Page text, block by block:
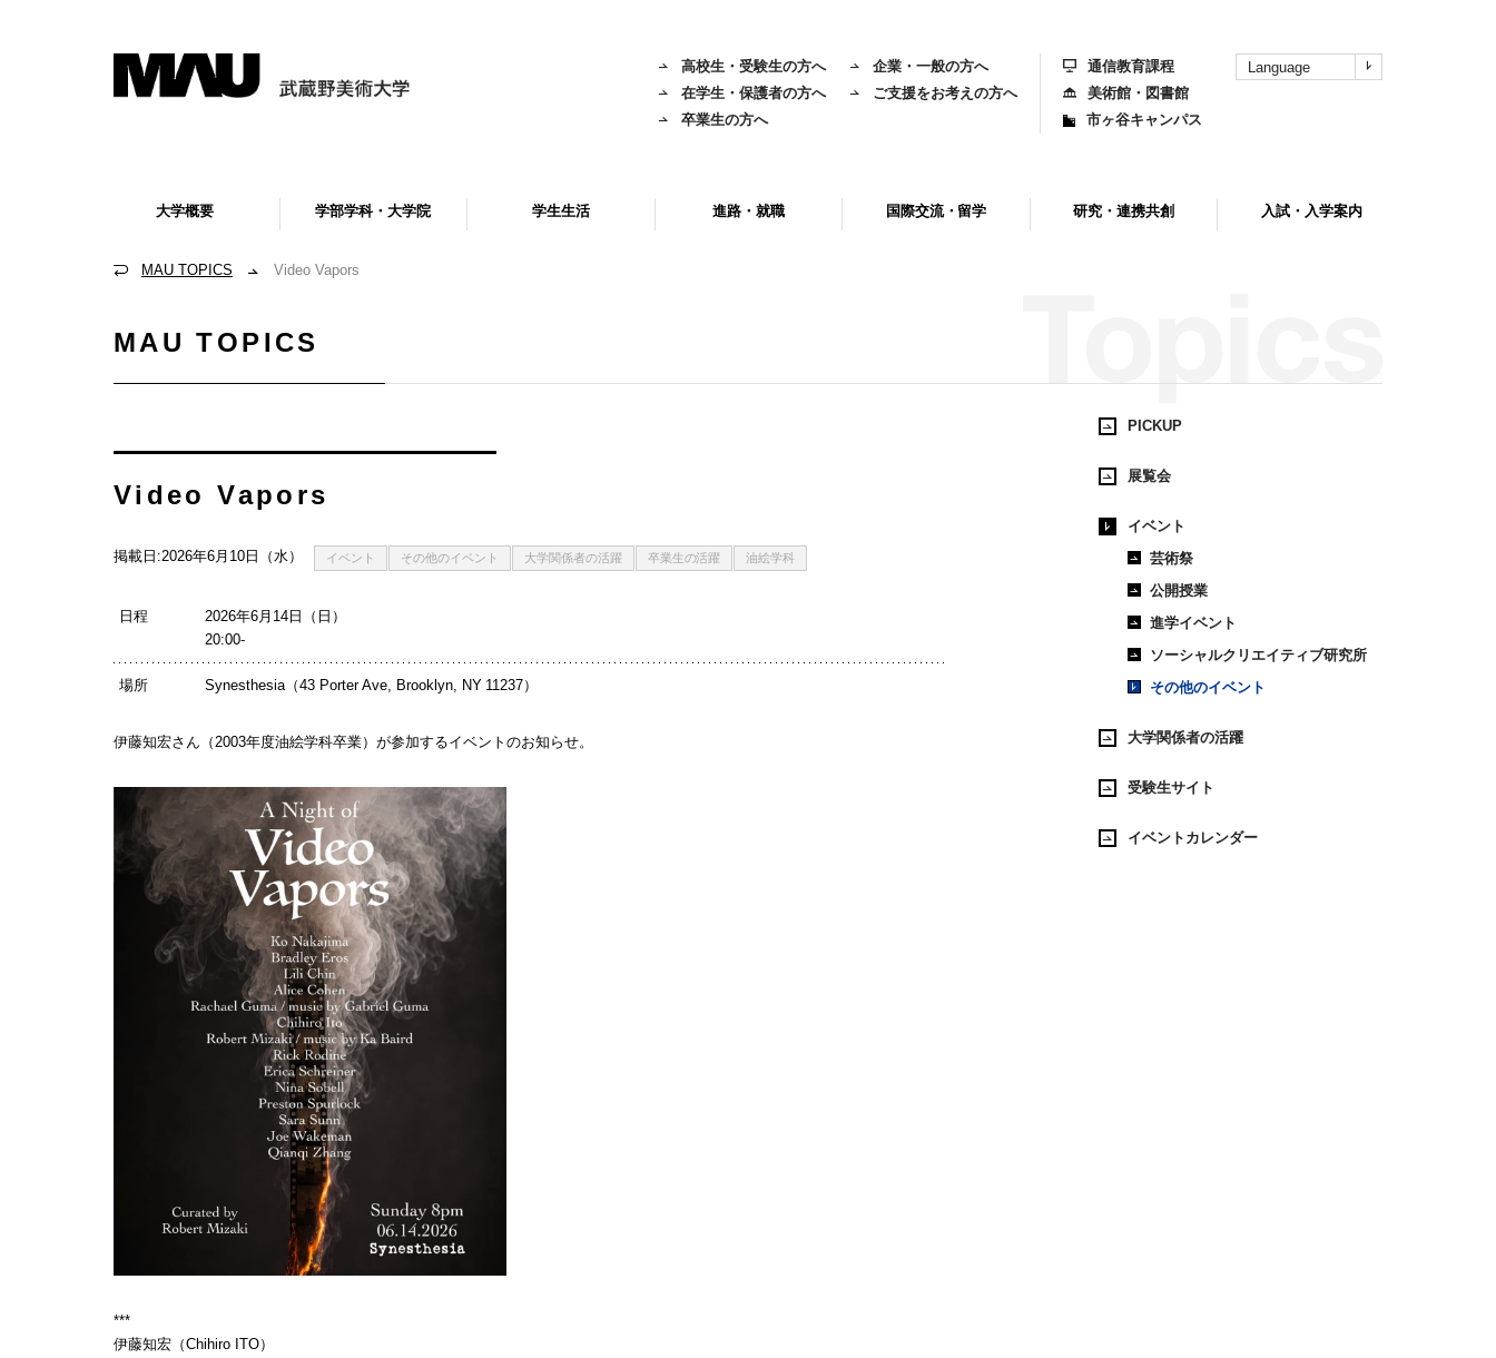
Language
通信教育課程
美術館・図書館
市ヶ谷キャンパス
高校生・受験生の方へ
在学生・保護者の方へ
卒業生の方へ
企業・一般の方へ
ご支援をお考えの方へ
大学概要 学部学科・大学院 学生生活 進路・就職 国際交流・留学 研究・連携共創 入試・入学案内
MAU TOPICS Video Vapors
MAU TOPICS
Video Vapors
掲載日:2026年6月10日（水） イベント その他のイベント 大学関係者の活躍 卒業生の活躍 油絵学科
日程
2026年6月14日（日）
20:00-
場所 Synesthesia（43 Porter Ave, Brooklyn, NY 11237）
伊藤知宏さん（2003年度油絵学科卒業）が参加するイベントのお知らせ。
***
伊藤知宏（Chihiro ITO）
PICKUP
展覧会
イベント
芸術祭
公開授業
進学イベント
ソーシャルクリエイティブ研究所
その他のイベント
大学関係者の活躍
受験生サイト
イベントカレンダー